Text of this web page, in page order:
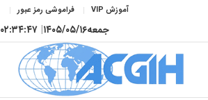
آموزش VIP فراموشی رمز عبور
جمعه۱۴۰۵/۰۵/۱۶| ۰۲:۳۴:۴۸